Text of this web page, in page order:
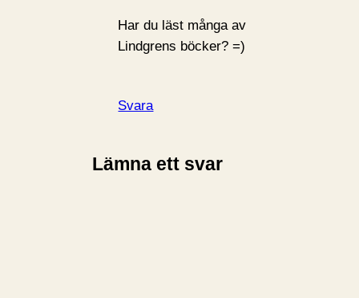
Har du läst många av
Lindgrens böcker? =)
Svara
Lämna ett svar